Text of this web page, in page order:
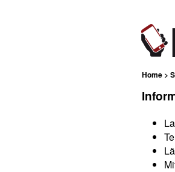
Home >